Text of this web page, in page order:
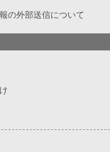
の外部送信について